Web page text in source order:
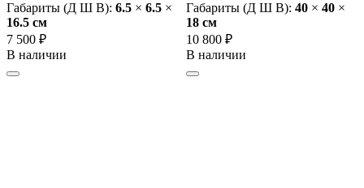
Габариты (Д Ш В): 6.5 × 6.5 ×
16.5 cм
7 500 ₽
В наличии
Габариты (Д Ш В): 40 × 40 ×
18 cм
10 800 ₽
В наличии